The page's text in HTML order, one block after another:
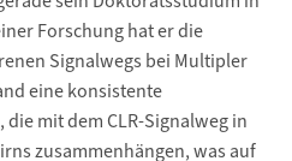
Forschung hat er die
Signalwegs bei Multipler
eine konsistente
mit dem CLR-Signalweg in
zusammenhängen, was auf